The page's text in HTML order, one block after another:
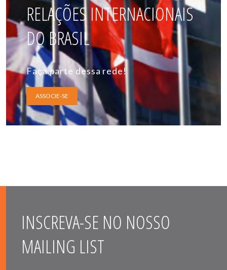
RELAÇÕES INTERNACIONAIS
DO BRASIL
Faça parte dessa rede!
ASSOCIE-SE
INSCREVA-SE NO NOSSO
MAILING LIST